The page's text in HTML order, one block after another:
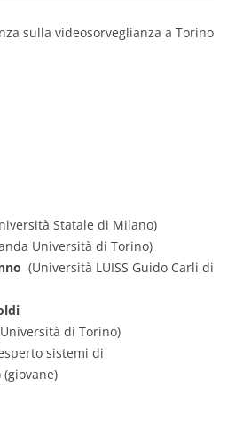
sulla videosorveglianza a Torino
Statale di Milano)
Università di Torino)
(Università LUISS Guido Carli di
di Torino)
sistemi di